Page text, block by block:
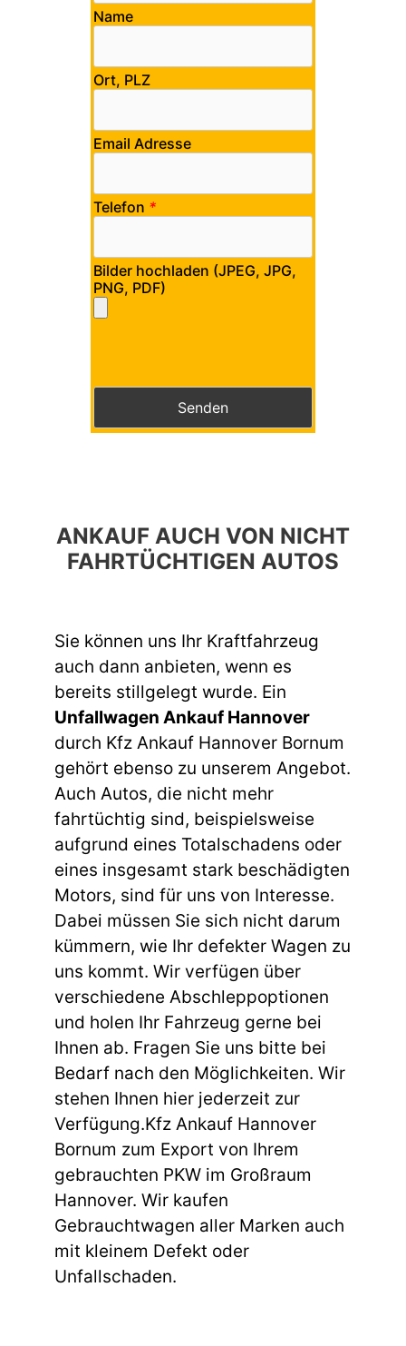
Name
Ort, PLZ
Email Adresse
Telefon *
Bilder hochladen (JPEG, JPG,
PNG, PDF)
Bitte lasse dieses Feld leer.
ANKAUF AUCH VON NICHT
FAHRTÜCHTIGEN AUTOS
Sie können uns Ihr Kraftfahrzeug
auch dann anbieten, wenn es
bereits stillgelegt wurde. Ein
Unfallwagen Ankauf Hannover
durch Kfz Ankauf Hannover Bornum
gehört ebenso zu unserem Angebot.
Auch Autos, die nicht mehr
fahrtüchtig sind, beispielsweise
aufgrund eines Totalschadens oder
eines insgesamt stark beschädigten
Motors, sind für uns von Interesse.
Dabei müssen Sie sich nicht darum
kümmern, wie Ihr defekter Wagen zu
uns kommt. Wir verfügen über
verschiedene Abschleppoptionen
und holen Ihr Fahrzeug gerne bei
Ihnen ab. Fragen Sie uns bitte bei
Bedarf nach den Möglichkeiten. Wir
stehen Ihnen hier jederzeit zur
Verfügung.Kfz Ankauf Hannover
Bornum zum Export von Ihrem
gebrauchten PKW im Großraum
Hannover. Wir kaufen
Gebrauchtwagen aller Marken auch
mit kleinem Defekt oder
Unfallschaden.